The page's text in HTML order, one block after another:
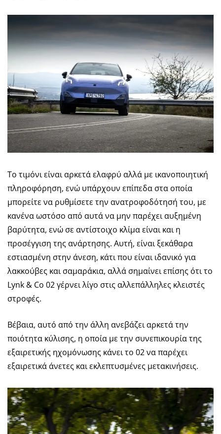
Το τιμόνι είναι αρκετά ελαφρύ αλλά με ικανοποιητική
πληροφόρηση, ενώ υπάρχουν επίπεδα στα οποία
μπορείτε να ρυθμίσετε την ανατροφοδότησή του, με
κανένα ωστόσο από αυτά να μην παρέχει αυξημένη
βαρύτητα, ενώ σε αντίστοιχο κλίμα είναι και η
προσέγγιση της ανάρτησης. Αυτή, είναι ξεκάθαρα
εστιασμένη στην άνεση, κάτι που είναι ιδανικό για
λακκούβες και σαμαράκια, αλλά σημαίνει επίσης ότι το
Lynk & Co 02 γέρνει λίγο στις αλλεπάλληλες κλειστές
στροφές.
Βέβαια, αυτό από την άλλη ανεβάζει αρκετά την
ποιότητα κύλισης, η οποία με την συνεπικουρία της
εξαιρετικής ηχομόνωσης κάνει το 02 να παρέχει
εξαιρετικά άνετες και εκλεπτυσμένες μετακινήσεις.